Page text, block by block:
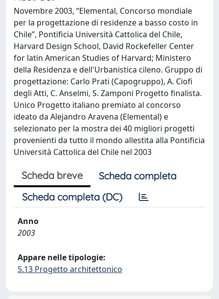
Novembre 2003, “Elemental, Concorso mondiale
per la progettazione di residenze a basso costo in
Chile”, Pontificia Università Cattolica del Chile,
Harvard Design School, David Rockefeller Center
for latin American Studies of Harvard; Ministero
della Residenza e dell'Urbanistica cileno. Gruppo di
progettazione: Carlo Prati (Capogruppo), A. Ciofi
degli Atti, C. Anselmi, S. Zamponi Progetto finalista.
Unico Progetto italiano premiato al concorso
ideato da Alejandro Aravena (Elemental) e
selezionato per la mostra dei 40 migliori progetti
provenienti da tutto il mondo allestita alla Pontificia
Università Cattolica del Chile nel 2003
Scheda breve
Scheda completa
Scheda completa (DC)
Anno
2003
Appare nelle tipologie:
5.13 Progetto architettonico